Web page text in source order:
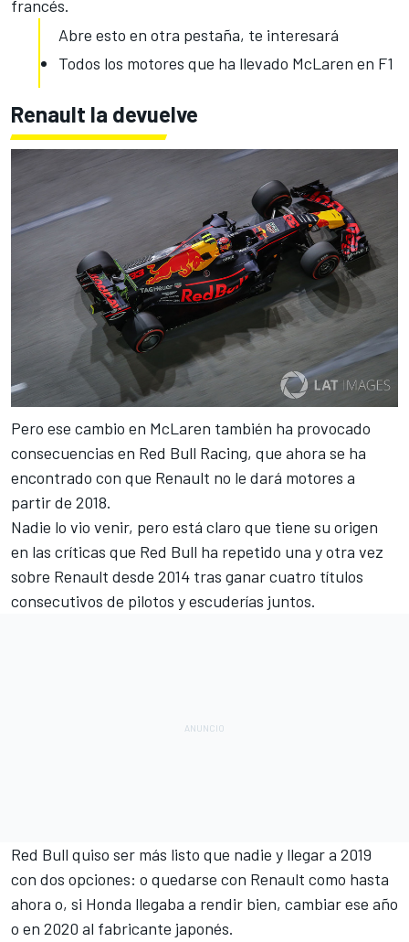
francés.
Abre esto en otra pestaña, te interesará
Todos los motores que ha llevado McLaren en F1
Renault la devuelve
Pero ese cambio en McLaren también ha provocado
consecuencias en Red Bull Racing, que ahora se ha
encontrado con que Renault no le dará motores a
partir de 2018.
Nadie lo vio venir, pero está claro que tiene su origen
en las críticas que Red Bull ha repetido una y otra vez
sobre Renault desde 2014 tras ganar cuatro títulos
consecutivos de pilotos y escuderías juntos.
Red Bull quiso ser más listo que nadie y llegar a 2019
con dos opciones: o quedarse con Renault como hasta
ahora o, si Honda llegaba a rendir bien, cambiar ese año
o en 2020 al fabricante japonés.